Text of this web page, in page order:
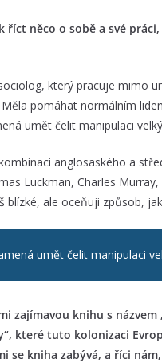
říct něco o sobě a své
který pracuje mimo
pomáhat normálním
umět čelit manipulaci
anglosaského a
Luckman, Charles
blízké, ale oceňuji způsob,
umět čelit manipulaci
zajímavou knihu s
které tuto kolonizaci
se kniha zabývá, a říci